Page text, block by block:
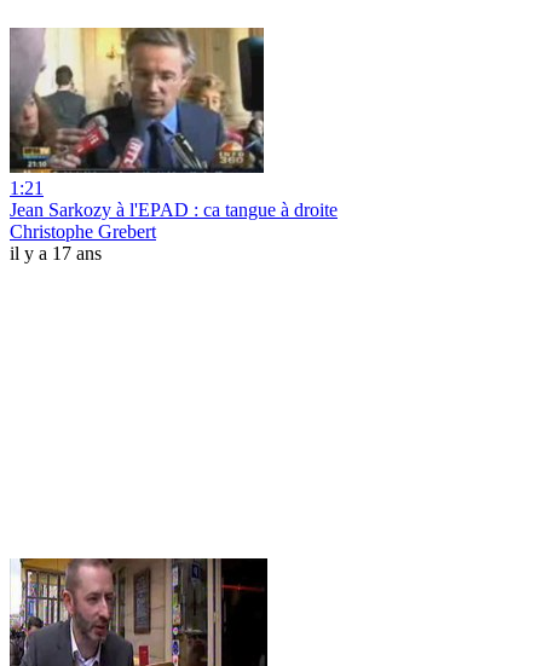
1:21
Jean Sarkozy à l'EPAD : ca tangue à droite
Christophe Grebert
il y a 17 ans